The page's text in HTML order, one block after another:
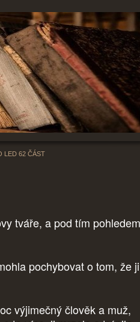
LED 62 ČÁST
tváře, a pod tím
pochybovat o tom, že ji
výjimečný člověk a muž,